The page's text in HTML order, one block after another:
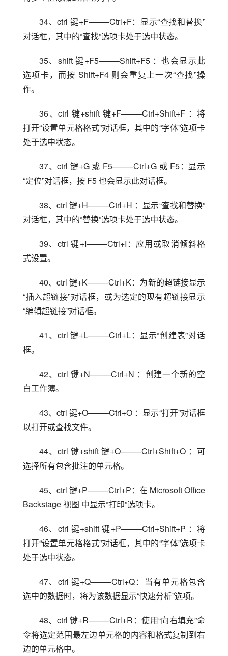
34、ctrl 键+F——–Ctrl+F：显示“查找和替换”
对话框，其中的“查找”选项卡处于选中状态。
35、shift 键+F5——–Shift+F5 ：也会显示此
选项卡，而按 Shift+F4 则会重复上一次“查找”操
作。
36、ctrl 键+shift 键+F——–Ctrl+Shift+F ：将
打开“设置单元格格式”对话框，其中的“字体”选项卡
处于选中状态。
37、ctrl 键+G 或 F5——–Ctrl+G 或 F5：显示
“定位”对话框，按 F5 也会显示此对话框。
38、ctrl 键+H——–Ctrl+H ：显示“查找和替换”
对话框，其中的“替换”选项卡处于选中状态。
39、ctrl 键+I——–Ctrl+I：应用或取消倾斜格
式设置。
40、ctrl 键+K——–Ctrl+K：为新的超链接显示
“插入超链接”对话框，或为选定的现有超链接显示
“编辑超链接”对话框。
41、ctrl 键+L——–Ctrl+L：显示“创建表”对话
框。
42、ctrl 键+N——–Ctrl+N ：创建一个新的空
白工作簿。
43、ctrl 键+O——–Ctrl+O ：显示“打开”对话框
以打开或查找文件。
44、ctrl 键+shift 键+O——–Ctrl+Shift+O ：可
选择所有包含批注的单元格。
45、ctrl 键+P——–Ctrl+P：在 Microsoft Office
Backstage 视图 中显示“打印”选项卡。
46、ctrl 键+shift 键+P——–Ctrl+Shift+P ：将
打开“设置单元格格式”对话框，其中的“字体”选项卡
处于选中状态。
47、ctrl 键+Q——–Ctrl+Q：当有单元格包含
选中的数据时，将为该数据显示“快速分析”选项。
48、ctrl 键+R——–Ctrl+R：使用“向右填充”命
令将选定范围最左边单元格的内容和格式复制到右
边的单元格中。